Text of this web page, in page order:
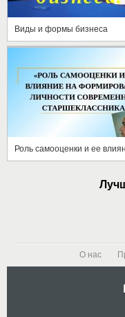
Виды и формы бизнеса
О нас